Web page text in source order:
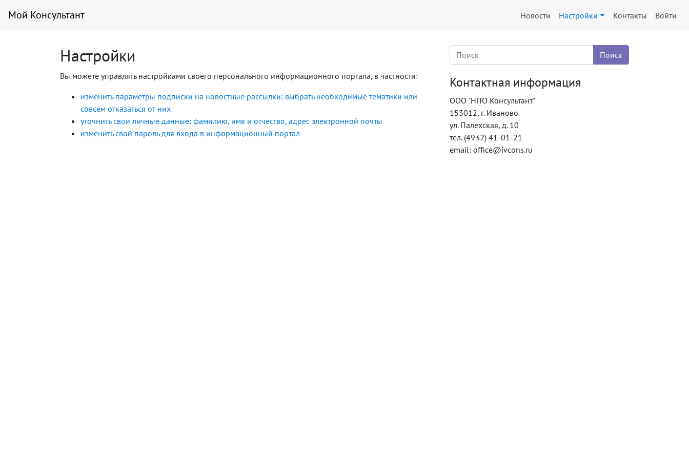
Мой Консультант Новости Настройки Контакты Войти
Настройки
Вы можете управлять настройками своего персонального информационного портала, в частности:
изменить параметры подписки на новостные рассылки: выбрать необходимые тематики или
совсем отказаться от них
уточнить свои личные данные: фамилию, имя и отчество, адрес электронной почты
изменить свой пароль для входа в информационный портал
Контактная информация
ООО "НПО Консультант"
153012, г. Иваново
ул. Палехская, д. 10
тел. (4932) 41-01-21
email: office@ivcons.ru